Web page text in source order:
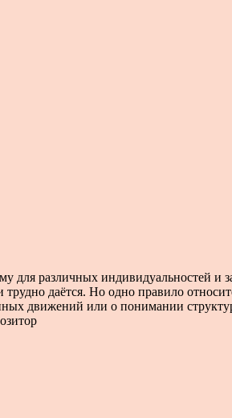
для различных индивидуальностей и
даётся. Но одно правило
движений или о понимании